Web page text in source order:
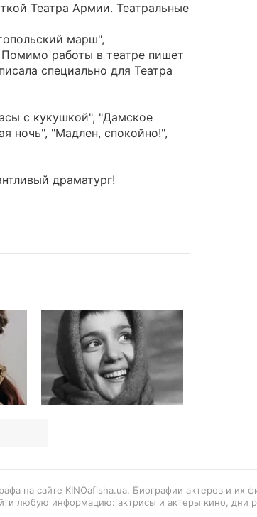
Театра Армии. Театральные
марш",
работы в театре пишет
специально для Театра
с кукушкой", "Дамское
ночь", "Мадлен, спокойно!",
драматург!
на сайте KINOafisha.ua. Биографии актеров и их
любую информацию: актрисы и актеры кино, дни